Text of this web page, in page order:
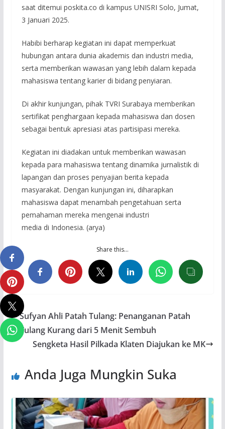
saat ditemui poskita.co di kampus UNISRI Solo, Jumat,
3 Januari 2025.
Habibi berharap kegiatan ini dapat memperkuat
hubungan antara dunia akademis dan industri media,
serta memberikan wawasan yang lebih dalam kepada
mahasiswa tentang karier di bidang penyiaran.
Di akhir kunjungan, pihak TVRI Surabaya memberikan
sertifikat penghargaan kepada mahasiswa dan dosen
sebagai bentuk apresiasi atas partisipasi mereka.
Kegiatan ini diadakan untuk memberikan wawasan
kepada para mahasiswa tentang dinamika jurnalistik di
lapangan dan proses penyajian berita kepada
masyarakat. Dengan kunjungan ini, diharapkan
mahasiswa dapat menambah pengetahuan serta
pemahaman mereka mengenai industri
media di Indonesia. (arya)
Share this…
Sufyan Ahli Patah Tulang: Penanganan Patah
Tulang Kurang dari 5 Menit Sembuh
Sengketa Hasil Pilkada Klaten Diajukan ke MK
Anda Juga Mungkin Suka